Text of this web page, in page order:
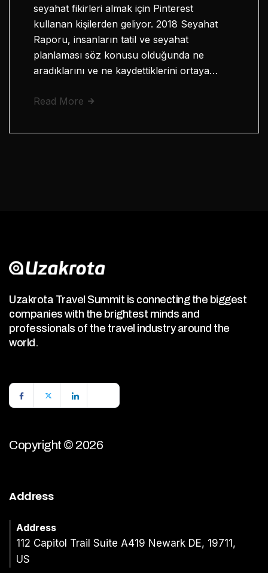
seyahat fikirleri almak için Pinterest
kullanan kişilerden geliyor. 2018 Seyahat
Raporu, insanların tatil ve seyahat
planlaması söz konusu olduğunda ne
aradıklarını ve ne kaydettiklerini ortaya…
Read More
Uzakrota Travel Summit is connecting the biggest
companies with the brightest minds and
professionals of the travel industry around the
world.
Copyright © 2026
Address
Address
112 Capitol Trail Suite A419 Newark DE, 19711,
US